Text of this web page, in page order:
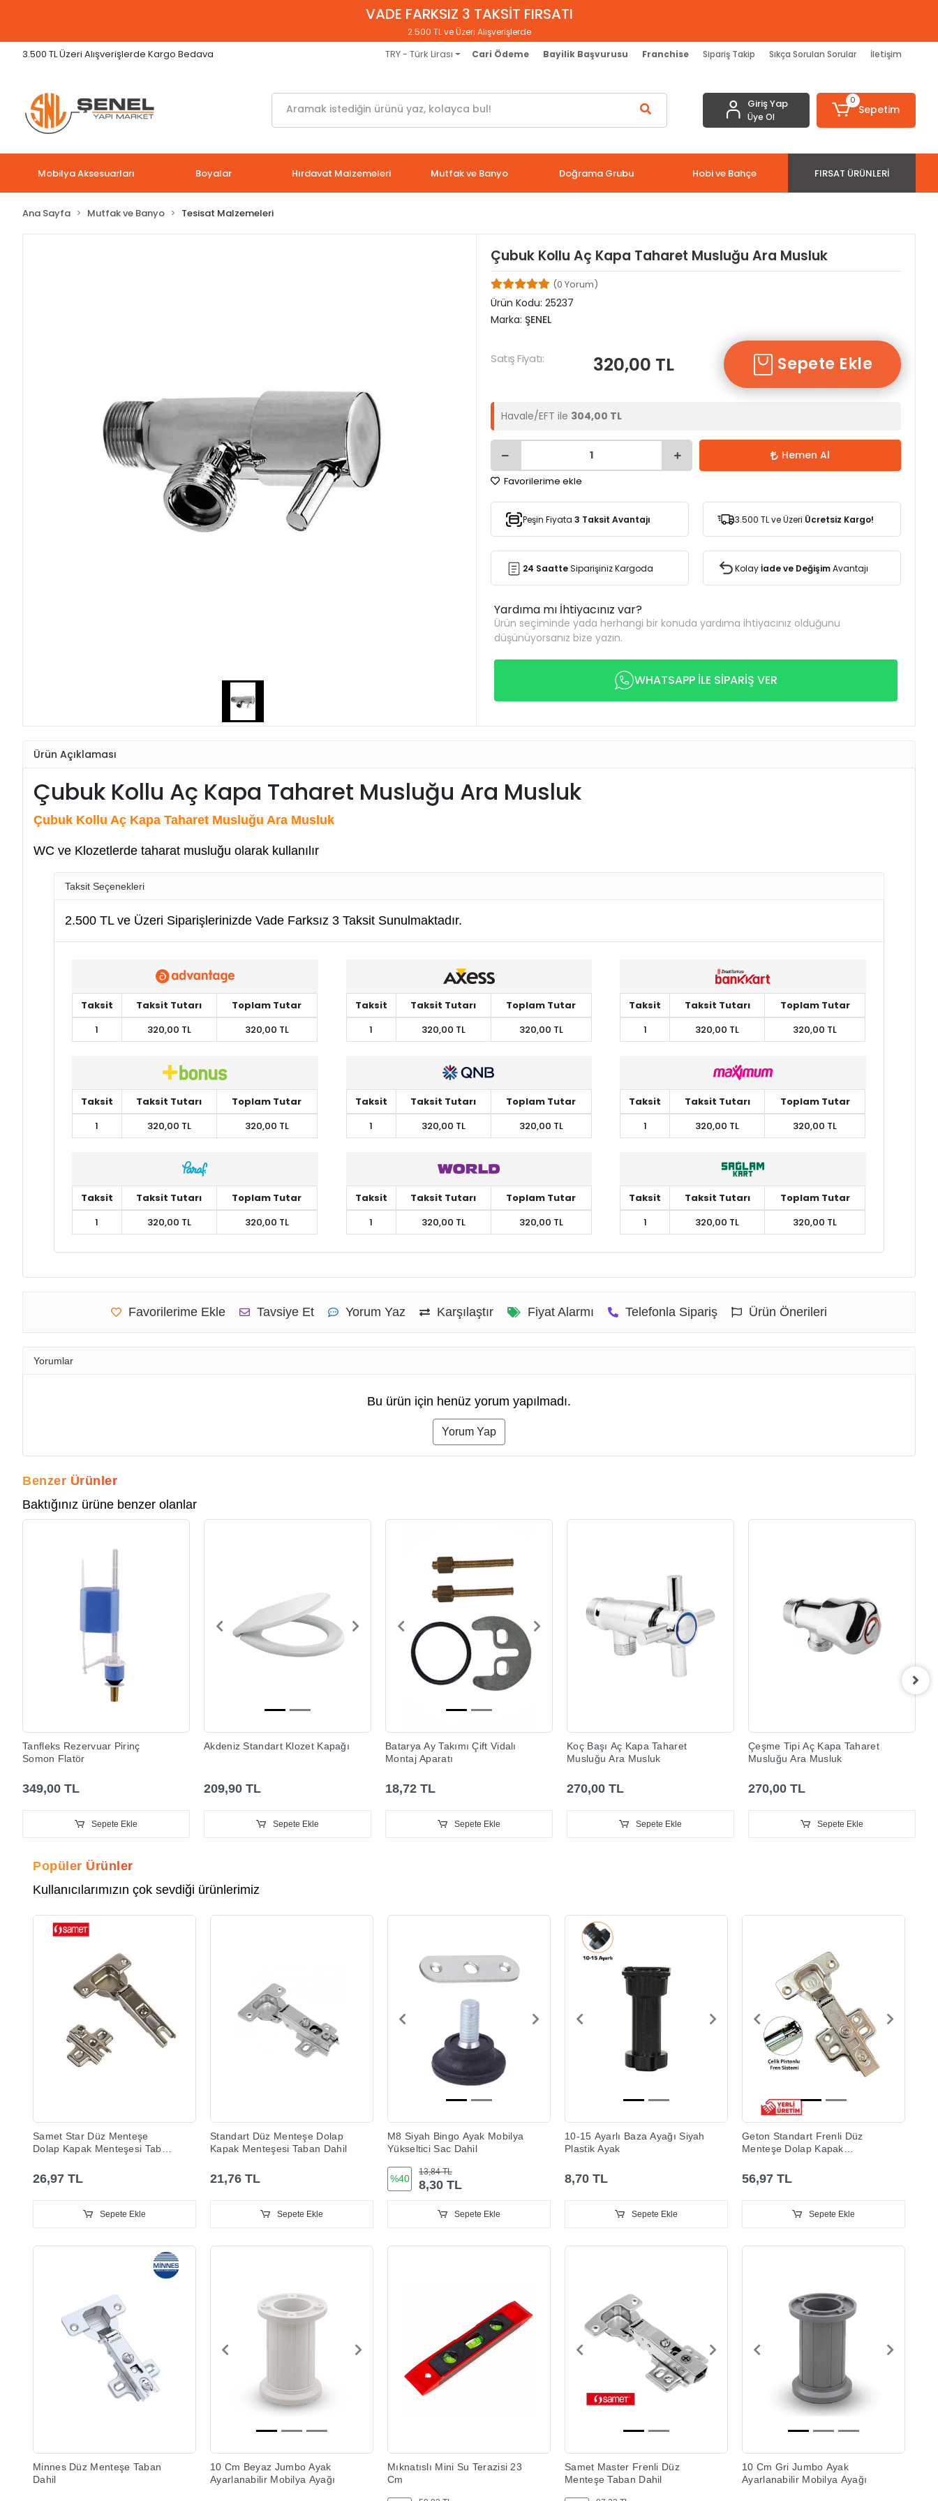
VADE FARKSIZ 3 TAKSİT FIRSATI
2.500 TL ve Üzeri Alışverişlerde
3.500 TL Üzeri Alışverişlerde Kargo Bedava TRY - Türk Lirası Cari Ödeme Bayilik Başvurusu Franchise Sipariş Takip Sıkça Sorulan Sorular İletişim
Giriş Yap
Üye Ol
0
Sepetim
Mobilya Aksesuarları Boyalar Hırdavat Malzemeleri Mutfak ve Banyo Doğrama Grubu Hobi ve Bahçe FIRSAT ÜRÜNLERI
Ana Sayfa Mutfak ve Banyo Tesisat Malzemeleri
Çubuk Kollu Aç Kapa Taharet Musluğu Ara Musluk
(0 Yorum)
Ürün Kodu: 25237
Marka: ŞENEL
Satış Fiyatı: 320,00 TL Sepete Ekle
Havale/EFT ile 304,00 TL
Hemen Al
Favorilerime ekle
Peşin Fiyata 3 Taksit Avantajı 3.500 TL ve Üzeri Ücretsiz Kargo!
24 SaatteSiparişiniz Kargoda Kolayİade ve DeğişimAvantajı
Yardıma mı İhtiyacınız var?
Ürün seçiminde yada herhangi bir konuda yardıma ihtiyacınız olduğunu
düşünüyorsanız bize yazın.
WHATSAPP İLE SİPARİŞ VER
Ürün Açıklaması
Çubuk Kollu Aç Kapa Taharet Musluğu Ara Musluk
Çubuk Kollu Aç Kapa Taharet Musluğu Ara Musluk
WC ve Klozetlerde taharat musluğu olarak kullanılır
Taksit Seçenekleri
2.500 TL ve Üzeri Siparişlerinizde Vade Farksız 3 Taksit Sunulmaktadır.
Taksit Taksit Tutarı
Toplam Tutar
1
320,00 TL 320,00 TL
Taksit Taksit Tutarı
Toplam Tutar
1
320,00 TL 320,00 TL
Taksit Taksit Tutarı
Toplam Tutar
1
320,00 TL 320,00 TL
Taksit Taksit Tutarı
Toplam Tutar
1
320,00 TL 320,00 TL
Taksit Taksit Tutarı
Toplam Tutar
1
320,00 TL 320,00 TL
Taksit Taksit Tutarı
Toplam Tutar
1
320,00 TL 320,00 TL
Taksit Taksit Tutarı
Toplam Tutar
1
320,00 TL 320,00 TL
Taksit Taksit Tutarı
Toplam Tutar
1
320,00 TL 320,00 TL
Taksit Taksit Tutarı
Toplam Tutar
1
320,00 TL 320,00 TL
Favorilerime Ekle Tavsiye Et Yorum Yaz Karşılaştır Fiyat Alarmı Telefonla Sipariş Ürün Önerileri
Yorumlar
Bu ürün için henüz yorum yapılmadı.
Yorum Yap
Benzer Ürünler
Baktığınız ürüne benzer olanlar
Tanfleks Rezervuar Pirinç
Somon Flatör
349,00 TL
Sepete Ekle
Akdeniz Standart Klozet Kapağı
209,90 TL
Sepete Ekle
Batarya Ay Takımı Çift Vidalı
Montaj Aparatı
18,72 TL
Sepete Ekle
Koç Başı Aç Kapa Taharet
Musluğu Ara Musluk
270,00 TL
Sepete Ekle
Çeşme Tipi Aç Kapa Taharet
Musluğu Ara Musluk
270,00 TL
Sepete Ekle
Popüler Ürünler
Kullanıcılarımızın çok sevdiği ürünlerimiz
Samet Star Düz Menteşe
Dolap Kapak Menteşesi Taban
26,97 TL
Sepete Ekle
Standart Düz Menteşe Dolap
Kapak Menteşesi Taban Dahil
21,76 TL
Sepete Ekle
M8 Siyah Bingo Ayak Mobilya
Yükseltici Sac Dahil
%40
13,84 TL
8,30 TL
Sepete Ekle
10-15 Ayarlı Baza Ayağı Siyah
Plastik Ayak
8,70 TL
Sepete Ekle
Geton Standart Frenli Düz
Menteşe Dolap Kapak
56,97 TL
Sepete Ekle
Minnes Düz Menteşe Taban
Dahil
10 Cm Beyaz Jumbo Ayak
Ayarlanabilir Mobilya Ayağı
Mıknatıslı Mini Su Terazisi 23
Cm
Samet Master Frenli Düz
Menteşe Taban Dahil
10 Cm Gri Jumbo Ayak
Ayarlanabilir Mobilya Ayağı